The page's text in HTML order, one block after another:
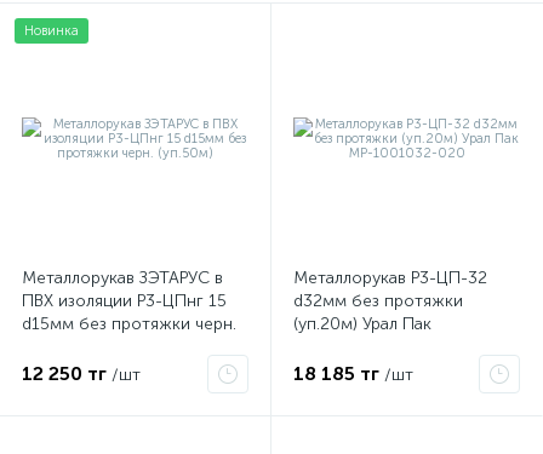
Новинка
Металлорукав ЗЭТАРУС в
ПВХ изоляции Р3-ЦПнг 15
d15мм без протяжки черн.
12 250 тг /шт
Металлорукав Р3-ЦП-32
d32мм без протяжки
(уп.20м) Урал Пак
18 185 тг /шт